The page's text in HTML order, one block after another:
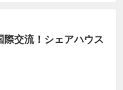
際交流！シェアハウス